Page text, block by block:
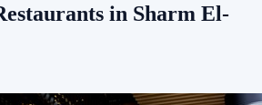
in Sharm El-